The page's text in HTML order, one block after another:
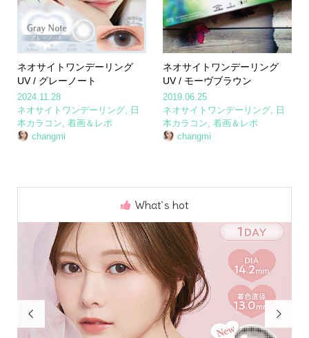
ネオサイトワンデーリング
UV / グレーノート
2024.11.28
ネオサイトワンデーリング,
日
本カラコン 着画＆レポ
changmi
ネオサイトワンデーリング
UV / モーヴブラウン
2019.06.25
ネオサイトワンデーリング
日
本カラコン ,着画＆レポ
changmi
What`s hot
 